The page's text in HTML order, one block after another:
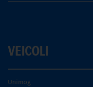
VEICOLI
Unimog